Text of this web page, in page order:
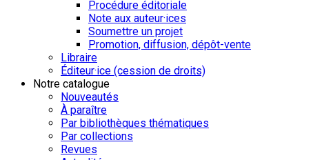
Procédure éditoriale
Note aux auteur·ices
Soumettre un projet
Promotion, diffusion, dépôt-vente
Libraire
Éditeur·ice (cession de droits)
Notre catalogue
Nouveautés
À paraître
Par bibliothèques thématiques
Par collections
Revues